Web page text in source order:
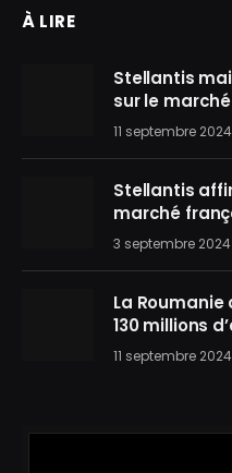
À LIRE
Stellantis
sur le
11 septembre 2024
Stellantis
marché
3 septembre 2024
La
130 millions
11 septembre 2024